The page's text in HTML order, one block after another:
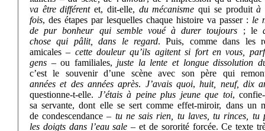
va être différentet, dit-elle, du mécanisme qui se produità
fois, des étapes par lesquelles chaque histoire va passer : le
de pur bonheur qui semble voué à durer toujours ; le
chose qui pâlit, dans le regard. Puis, comme dans les
amicales – cette douleur qu’ils agitent si fort en vous,
gens – ou familiales, juste la lente et longue dissolution
c’est le souvenir d’une scène avec son père qui
années et des années après. J’avais quoi,huit, neuf, dix
questionne-t-elle. J’étais à peine plus jeune que toi,
sa servante, dont elle se sert comme effet-miroir, dans un
de condescendance – tu ne sais rien, tu laves, tu rinces, tu
les doigts dans l’eau sale – et de sororité forcée. Ce texte